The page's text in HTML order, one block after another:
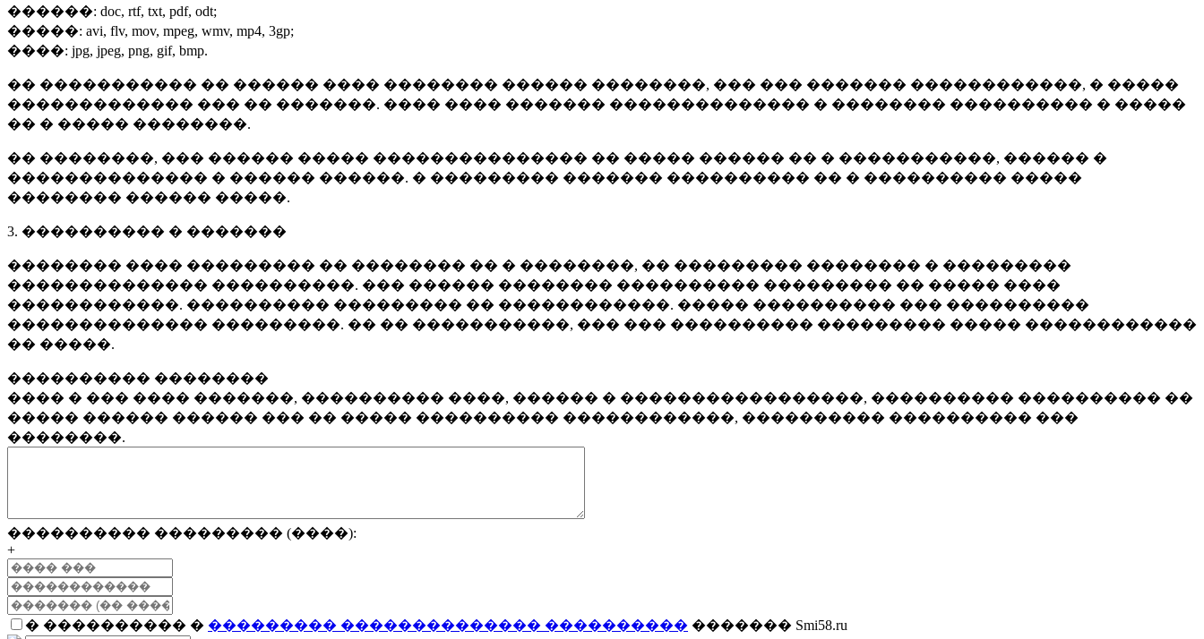
������: doc, rtf, txt, pdf, odt;
�����: avi, flv, mov, mpeg, wmv, mp4, 3gp;
����: jpg, jpeg, png, gif, bmp.
�� ����������� �� ������ ���� �������� ������ ��������, ��� ��� ������� ������������, � �����
������������� ��� �� �������. ���� ���� ������� �������������� � �������� ���������� � �����
�� � ����� ��������.
�� ��������, ��� ������ ����� ��������������� �� ����� ������ �� � �����������, ������ �
�������������� � ������ ������. � ��������� ������� ���������� �� � ���������� �����
�������� ������ �����.
3. ���������� � �������
�������� ���� ��������� �� �������� �� � ��������, �� ��������� �������� � ���������
�������������� ����������. ��� ������ �������� ���������� ��������� �� ����� ����
������������. ���������� ��������� �� ������������. ����� ���������� ��� ����������
�������������� ���������. �� �� �����������, ��� ��� ���������� ��������� ����� ������������
�� �����.
���������� ��������
���� � ��� ���� �������, ���������� ����, ������ � �����������������, ���������� ���������� ��
����� ������ ������ ��� �� ����� ���������� ������������, ���������� ���������� ���
��������.
���������� ��������� (����):
+
� ���������� � ��������� �������������� ���������� ������� Smi58.ru